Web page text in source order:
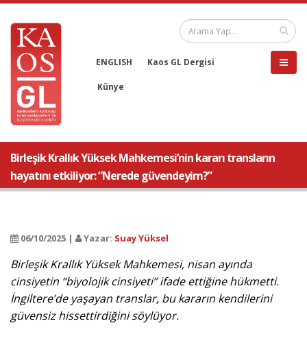
ENGLISH Kaos GL Dergisi
Künye
Birleşik Krallık Yüksek Mahkemesi’nin kararı transların
hayatını etkiliyor: “Nerede güvendeyim?”
06/10/2025 | Yazar: Suay Yüksel
Birleşik Krallık Yüksek Mahkemesi, nisan ayında
cinsiyetin “biyolojik cinsiyeti” ifade ettiğine hükmetti.
İngiltere’de yaşayan translar, bu kararın kendilerini
güvensiz hissettirdiğini söylüyor.